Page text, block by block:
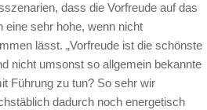
dass die Vorfreude auf das
eine sehr hohe, wenn nicht
lässt. „Vorfreude ist die schönste
nicht umsonst so allgemein bekannte
Führung zu tun? So sehr wir
dadurch noch energetisch